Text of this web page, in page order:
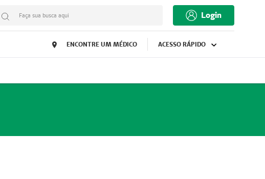
Faça sua busca aqui Login
ENCONTRE UM MÉDICO ACESSO RÁPIDO